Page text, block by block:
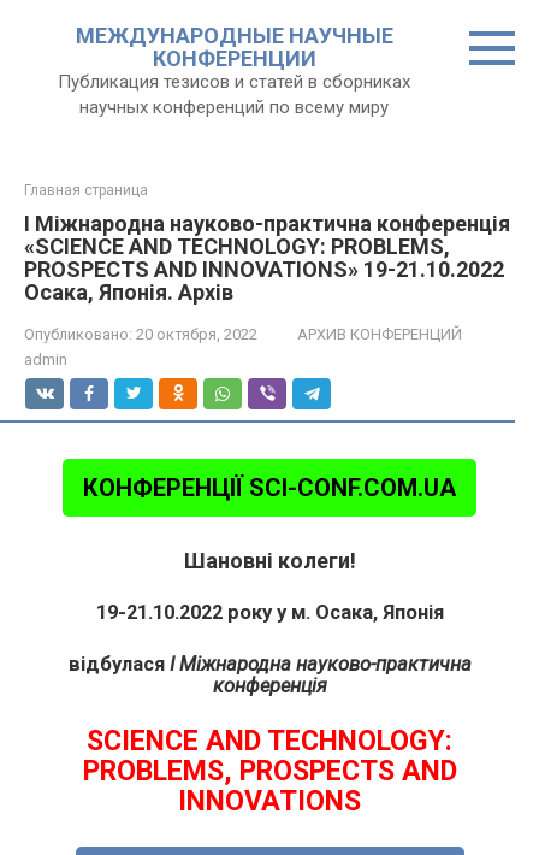
МЕЖДУНАРОДНЫЕ НАУЧНЫЕ
КОНФЕРЕНЦИИ
Публикация тезисов и статей в сборниках
научных конференций по всему миру
Главная страница
I Міжнародна науково-практична конференція
«SCIENCE AND TECHNOLOGY: PROBLEMS,
PROSPECTS AND INNOVATIONS» 19-21.10.2022
Осака, Японія. Архів
Опубликовано: 20 октября, 2022
АРХИВ КОНФЕРЕНЦИЙ
admin
КОНФЕРЕНЦІЇ SCI-CONF.COM.UA
Шановні колеги!
19-21.10.2022 року у м. Осака, Японія
відбулася I Міжнародна науково-практична
конференція
SCIENCE AND TECHNOLOGY:
PROBLEMS, PROSPECTS AND
INNOVATIONS